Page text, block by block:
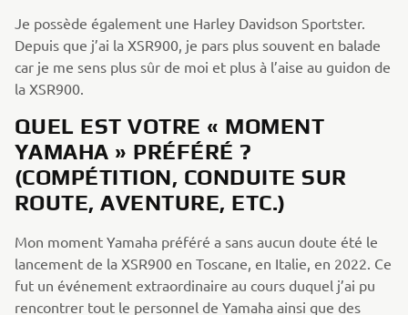
Je possède également une Harley Davidson Sportster.
Depuis que j’ai la XSR900, je pars plus souvent en balade
car je me sens plus sûr de moi et plus à l’aise au guidon de
la XSR900.
QUEL EST VOTRE « MOMENT
YAMAHA » PRÉFÉRÉ ?
(COMPÉTITION, CONDUITE SUR
ROUTE, AVENTURE, ETC.)
Mon moment Yamaha préféré a sans aucun doute été le
lancement de la XSR900 en Toscane, en Italie, en 2022. Ce
fut un événement extraordinaire au cours duquel j’ai pu
rencontrer tout le personnel de Yamaha ainsi que des